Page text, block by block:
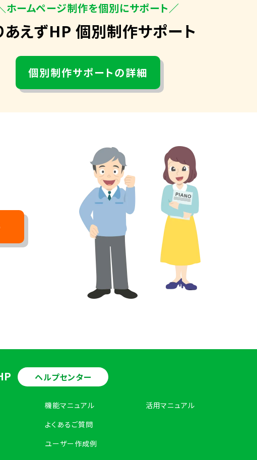
ホームページ制作を個別にサポート／
あえずHP 個別制作サポート
個別制作サポートの詳細
ヘルプセンター
機能マニュアル
よくあるご質問
ユーザー作成例
活用マニュアル